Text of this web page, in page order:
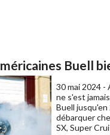
Buell
30 mai 2024 -
ne s'est
Buell
débarquer
SX, Super